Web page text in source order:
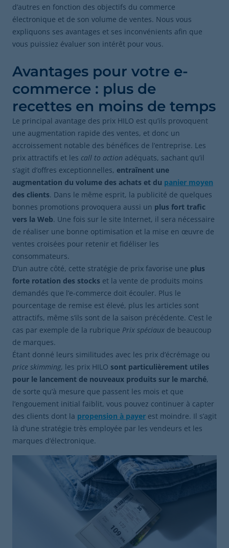
d’autres en fonction des objectifs du commerce
électronique et de son volume de ventes. Nous vous
expliquons ses avantages et ses inconvénients afin que
vous puissiez évaluer son intérêt pour vous.
Avantages pour votre e-
commerce : plus de
recettes en moins de temps
Le principal avantage des prix HILO est qu’ils provoquent
une augmentation rapide des ventes, et donc un
accroissement notable des bénéfices de l’entreprise. Les
prix attractifs et les call to action adéquats, sachant qu’il
s’agit d’offres exceptionnelles, entraînent une
augmentation du volume des achats et du panier moyen
des clients. Dans le même esprit, la publicité de quelques
bonnes promotions provoquera aussi un plus fort trafic
vers la Web. Une fois sur le site Internet, il sera nécessaire
de réaliser une bonne optimisation et la mise en œuvre de
ventes croisées pour retenir et fidéliser les
consommateurs.
D’un autre côté, cette stratégie de prix favorise une plus
forte rotation des stocks et la vente de produits moins
demandés que l’e-commerce doit écouler. Plus le
pourcentage de remise est élevé, plus les articles sont
attractifs, même s’ils sont de la saison précédente. C’est le
cas par exemple de la rubrique Prix spéciaux de beaucoup
de marques.
Étant donné leurs similitudes avec les prix d’écrémage ou
price skimming, les prix HILO sont particulièrement utiles
pour le lancement de nouveaux produits sur le marché,
de sorte qu’à mesure que passent les mois et que
l’engouement initial faiblit, vous pouvez continuer à capter
des clients dont la propension à payer est moindre. Il s’agit
là d’une stratégie très employée par les vendeurs et les
marques d’électronique.